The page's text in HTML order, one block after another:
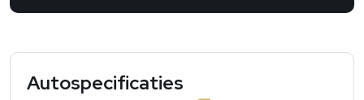
Autospecificaties